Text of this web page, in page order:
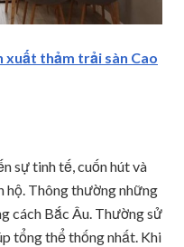
xuất thảm trải sàn Cao
sự tinh tế, cuốn hút và
hộ. Thông thường những
cách Bắc Âu. Thường sử
tổng thể thống nhất. Khi